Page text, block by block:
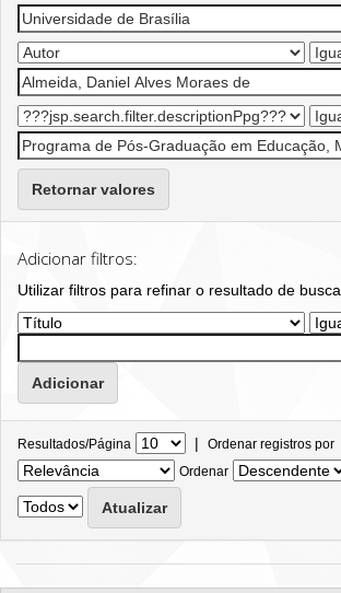
Retornar valores
Adicionar filtros:
Utilizar filtros para refinar o resultado de busca.
Resultados/Página | Ordenar registros por
Ordenar